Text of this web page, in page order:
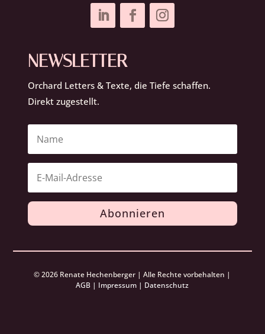
NEWSLETTER
Orchard Letters & Texte, die Tiefe schaffen.
Direkt zugestellt.
Abonnieren
© 2026 Renate Hechenberger | Alle Rechte vorbehalten |
AGB | Impressum | Datenschutz